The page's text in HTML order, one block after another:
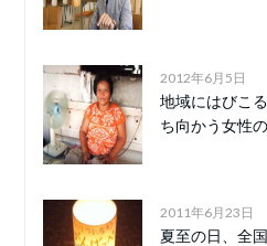
2012年6月5日
地域にはびこ
ち向かう女性
2011年6月23日
夏至の日、全